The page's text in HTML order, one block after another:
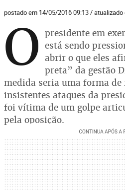
postado em 14/05/2016 09:13 /
O presidente em
está sendo
abrir o que eles
preta” da gestão
medida seria uma forma de
insistentes ataques da
foi vítima de um golpe
pela oposição.